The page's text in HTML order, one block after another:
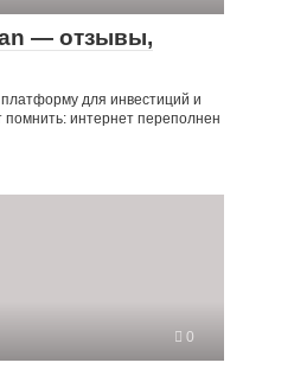
— отзывы,
для инвестиций и
помнить: интернет переполнен
0